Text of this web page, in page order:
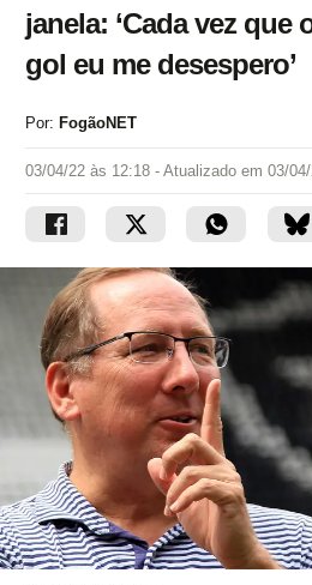
janela: ‘Cada vez que
gol eu me desespero’
Por: FogãoNET
03/04/22 às 12:18 - Atualizado em 03/